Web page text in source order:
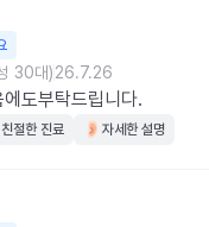
30대)26.7.26
도부탁드립니다.
친절한 진료 자세한 설명